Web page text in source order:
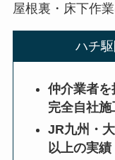
屋根裏・床下作
ハチ
仲介業者
完全自社施
JR九州・
以上の実績